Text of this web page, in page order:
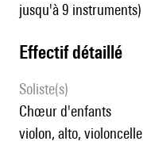
jusqu'à 9 instruments)
effectif détaillé
Soliste(s)
chœur d'enfants
violon, alto, violoncelle